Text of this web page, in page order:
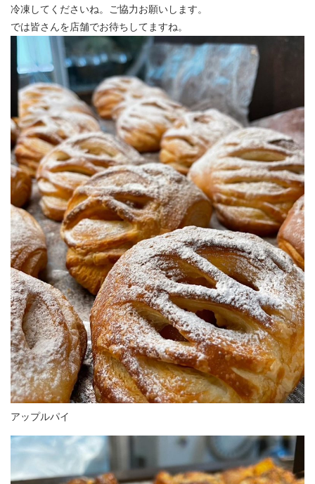
冷凍してくださいね。ご協力お願いします。
では皆さんを店舗でお待ちしてますね。
アップルパイ